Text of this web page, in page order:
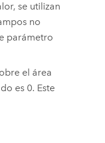
se utilizan
no
parámetro
el área
es 0. Este